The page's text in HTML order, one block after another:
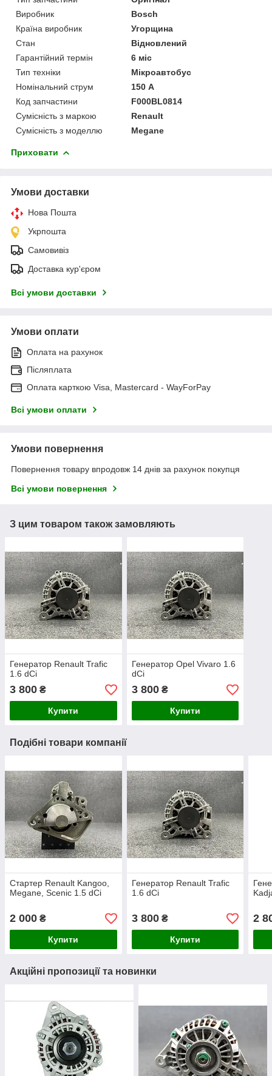
Виробник
Bosch
Країна виробник
Угорщина
Стан
Відновлений
Гарантійний термін
6 міс
Тип техніки
Мікроавтобус
Номінальний струм
150 А
Код запчастини
F000BL0814
Сумісність з маркою
Renault
Сумісність з моделлю
Megane
Приховати
Умови доставки
Нова Пошта
Укрпошта
Самовивіз
Доставка кур'єром
Всі умови доставки
Умови оплати
Оплата на рахунок
Післяплата
Оплата карткою Visa, Mastercard - WayForPay
Всі умови оплати
Умови повернення
Повернення товару впродовж 14 днів за рахунок покупця
Всі умови повернення
З цим товаром також замовляють
Генератор Renault Trafic
1.6 dCi
3 800 ₴
Купити
Генератор Opel Vivaro 1.6
dCi
3 800₴
Купити
Подібні товари компанії
Стартер Renault Kangoo,
Megane, Scenic 1.5 dCi
2 000 ₴
Купити
Генератор Renault Trafic
1.6 dCi
3 800₴
Купити
2
Акційні пропозиції та новинки